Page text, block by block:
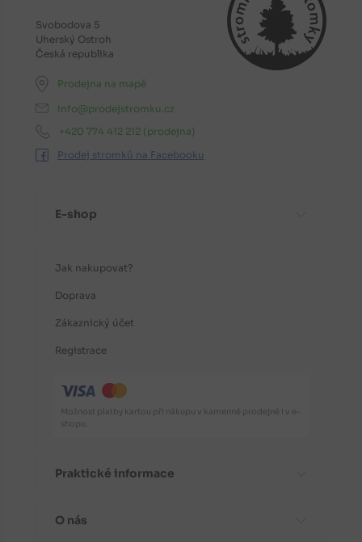
Svobodova 5
Uherský Ostroh
Česká republika
Prodejna na mapě
info@prodejstromku.cz
+420 774 412 212 (prodejna)
Prodej stromků na Facebooku
E-shop
Jak nakupovat?
Doprava
Zákaznický účet
Registrace
Možnost platby kartou při nákupu v kamenné prodejně i v e-
shopu.
Praktické informace
Časté dotazy
O nás